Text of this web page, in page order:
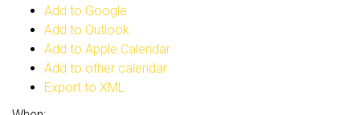
Add to Google
Add to Outlook
Add to Apple Calendar
Add to other calendar
Export to XML